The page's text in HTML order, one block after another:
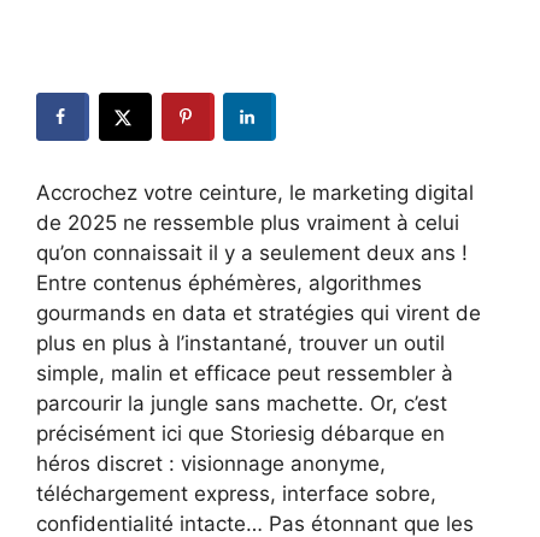
Accrochez votre ceinture, le marketing digital
de 2025 ne ressemble plus vraiment à celui
qu’on connaissait il y a seulement deux ans !
Entre contenus éphémères, algorithmes
gourmands en data et stratégies qui virent de
plus en plus à l’instantané, trouver un outil
simple, malin et efficace peut ressembler à
parcourir la jungle sans machette. Or, c’est
précisément ici que Storiesig débarque en
héros discret : visionnage anonyme,
téléchargement express, interface sobre,
confidentialité intacte… Pas étonnant que les